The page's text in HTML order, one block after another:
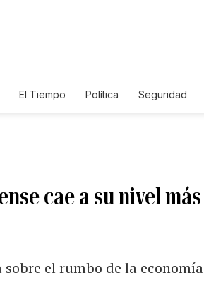
El Tiempo Política Seguridad
cae a su nivel más
el rumbo de la economía